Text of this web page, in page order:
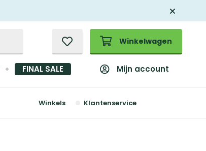
Winkelwagen
FINAL SALE Mijn account
Winkels Klantenservice